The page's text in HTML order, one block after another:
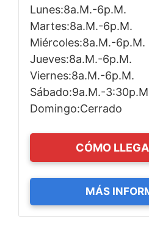
Lunes:8a.m.-6p.m.
Martes:8a.m.-6p.m.
Miércoles:8a.m.-6p.m.
Jueves:8a.m.-6p.m.
Viernes:8a.m.-6p.m.
Sábado:9a.m.-
Domingo:Cerrado
CÓMO
MÁS